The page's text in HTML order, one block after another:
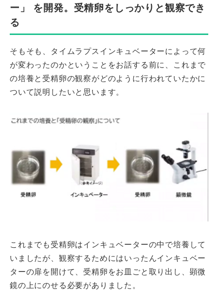
ー」 を開発。受精卵をしっかりと観察でき
る
そもそも、タイムラプスインキュベーターによって何
が変わったのかということをお話する前に、これまで
の培養と受精卵の観察がどのように行われていたかに
ついて説明したいと思います。
これまでも受精卵はインキュベーターの中で培養して
いましたが、観察するためにはいったんインキュベー
ターの扉を開けて、受精卵をお皿ごと取り出し、顕微
鏡の上にのせる必要がありました。